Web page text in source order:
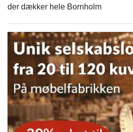
der dækker hele Bornholm